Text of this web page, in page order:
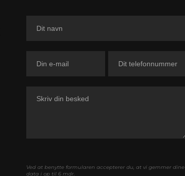
Ved at benytte formularen accepterer du, at vi gemmer dine
data i op til 6 mdr.